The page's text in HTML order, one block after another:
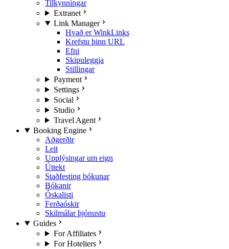
Tilkynningar
Extranet
Link Manager
Hvað er WinkLinks
Krefstu þinn URL
Efni
Skipuleggja
Stillingar
Payment
Settings
Social
Studio
Travel Agent
Booking Engine
Aðgerðir
Leit
Upplýsingar um eign
Úttekt
Staðfesting bókunar
Bókanir
Óskalisti
Ferðaóskir
Skilmálar þjónustu
Guides
For Affiliates
For Hoteliers